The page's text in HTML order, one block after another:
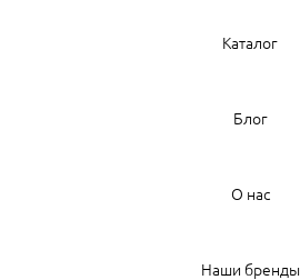
Каталог
Блог
О нас
Наши бренды